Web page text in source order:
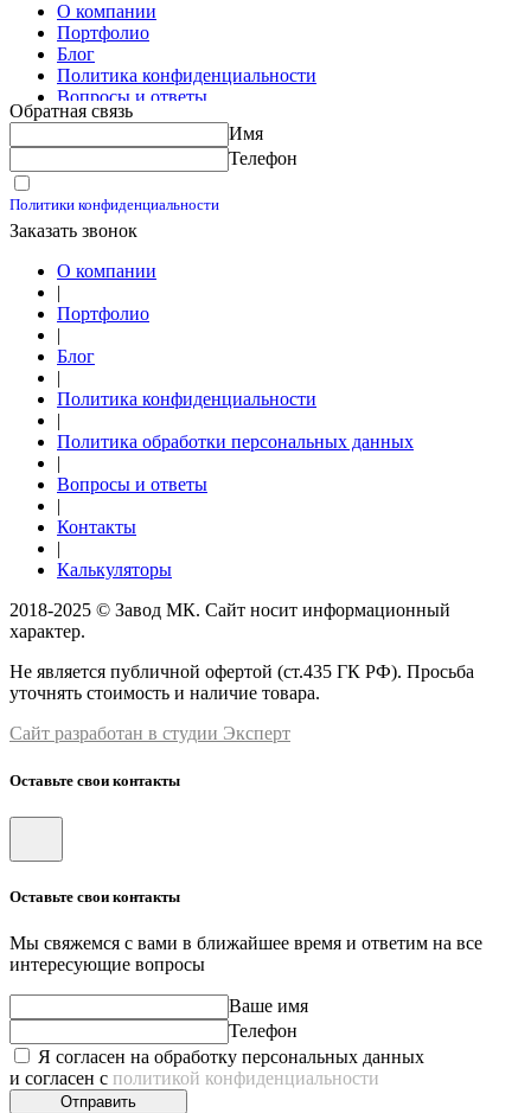
О компании
Портфолио
Блог
Политика конфиденциальности
Вопросы и ответы
Контакты
Обратная связь
Имя
Телефон
Политики конфиденциальности
Заказать звонок
О компании
|
Портфолио
|
Блог
|
Политика конфиденциальности
|
Политика обработки персональных данных
|
Вопросы и ответы
|
Контакты
|
Калькуляторы
2018-2025 © Завод МК. Сайт носит информационный
характер.
Не является публичной офертой (ст.435 ГК РФ). Просьба
уточнять стоимость и наличие товара.
Сайт разработан в студии Эксперт
Оставьте свои контакты
Оставьте свои контакты
Мы свяжемся с вами в ближайшее время и ответим на все
интересующие вопросы
Ваше имя
Телефон
Я согласен на обработку персональных данных
и согласен с политикой конфиденциальности
Отправить